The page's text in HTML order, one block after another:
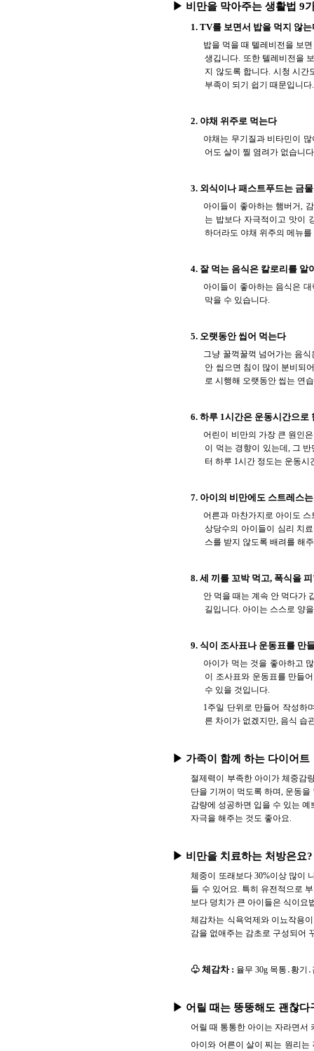
▶ 비만을 막아주는 생활법 9
1. TV를 보면서 밥을 먹지 않
밥을 먹을 때 텔레비전을 보
생깁니다. 또한 텔레비전을
지 않도록 합니다. 시청 시간
부족이 되기 쉽기 때문입니다.
2. 야채 위주로 먹는다
야채는 무기질과 비타민이
어도 살이 찔 염려가 없습니
3. 외식이나 패스트푸드는 금물
아이들이 좋아하는 햄버거,
는 밥보다 자극적이고 맛이
하더라도 야채 위주의 메뉴
4. 잘 먹는 음식은 칼로리를 알
아이들이 좋아하는 음식은
막을 수 있습니다.
5. 오랫동안 씹어 먹는다
그냥 꿀꺽꿀꺽 넘어가는 음
안 씹으면 침이 많이 분비되
로 시행해 오랫동안 씹는 연
6. 하루 1시간은 운동시간으로
어린이 비만의 가장 큰 원인
이 먹는 경향이 있는데, 그
터 하루 1시간 정도는 운동
7. 아이의 비만에도 스트레스
어른과 마찬가지로 아이도
상당수의 아이들이 심리 치
스를 받지 않도록 배려를 해
8. 세 끼를 꼬박 먹고, 폭식을
안 먹을 때는 계속 안 먹다가
길입니다. 아이는 스스로 양
9. 식이 조사표나 운동표를 만
아이가 먹는 것을 좋아하고
이 조사표와 운동표를 만들
수 있을 것입니다.
1주일 단위로 만들어 작성하
른 차이가 없겠지만, 음식 습
▶ 가족이 함께 하는 다이어트
절제력이 부족한 아이가 체중감
단을 기꺼이 먹도록 하며, 운동
감량에 성공하면 입을 수 있는
자극을 해주는 것도 좋아요.
▶ 비만을 치료하는 처방은요?
체중이 또래보다 30%이상 많이
들 수 있어요. 특히 유전적으로
보다 덩치가 큰 아이들은 식이요
체감차는 식욕억제와 이뇨작용
감을 없애주는 감초로 구성되어
♧ 체감차 : 율무 30g 목통․황기
▶ 어릴 때는 뚱뚱해도 괜찮다
어릴 때 통통한 아이는 자라면서
아이와 어른이 살이 찌는 원리는